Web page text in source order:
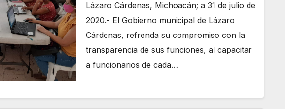
Lázaro Cárdenas, Michoacán; a 31 de julio de
2020.- El Gobierno municipal de Lázaro
Cárdenas, refrenda su compromiso con la
transparencia de sus funciones, al capacitar
a funcionarios de cada…